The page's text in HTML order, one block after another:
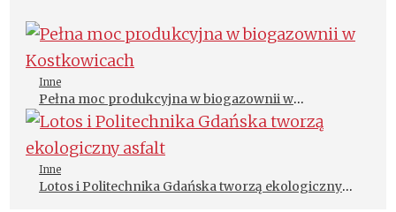
Inne
Pełna moc produkcyjna w biogazownii w
Kostkowicach
Inne
Lotos i Politechnika Gdańska tworzą ekologiczny